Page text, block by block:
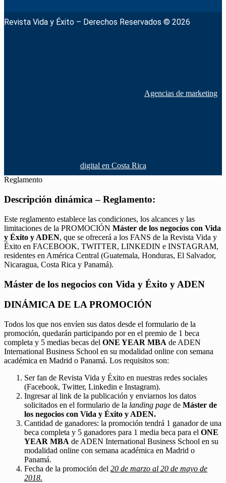
Revista Vida y Éxito – Derechos Reservados © 2026
Agencias de marketing
digital en Costa Rica
Reglamento
Descripción dinámica – Reglamento:
Este reglamento establece las condiciones, los alcances y las
limitaciones de la PROMOCIÓN Máster de los negocios con Vida
y Éxito y ADEN, que se ofrecerá a los FANS de la Revista Vida y
Éxito en FACEBOOK, TWITTER, LINKEDIN e INSTAGRAM,
residentes en América Central (Guatemala, Honduras, El Salvador,
Nicaragua, Costa Rica y Panamá).
Máster de los negocios con Vida y Éxito y ADEN
DINÁMICA DE LA PROMOCIÓN
Todos los que nos envíen sus datos desde el formulario de la
promoción, quedarán participando por en el premio de 1 beca
completa y 5 medias becas del ONE YEAR MBA de ADEN
International Business School en su modalidad online con semana
académica en Madrid o Panamá. Los requisitos son:
Ser fan de Revista Vida y Éxito en nuestras redes sociales
(Facebook, Twitter, Linkedin e Instagram).
Ingresar al link de la publicación y enviarnos los datos
solicitados en el formulario de la landing page de Máster de
los negocios con Vida y Éxito y ADEN.
Cantidad de ganadores: la promoción tendrá 1 ganador de una
beca completa y 5 ganadores para 1 media beca para el ONE
YEAR MBA de ADEN International Business School en su
modalidad online con semana académica en Madrid o
Panamá.
Fecha de la promoción del 20 de marzo al 20 de mayo de
2018.